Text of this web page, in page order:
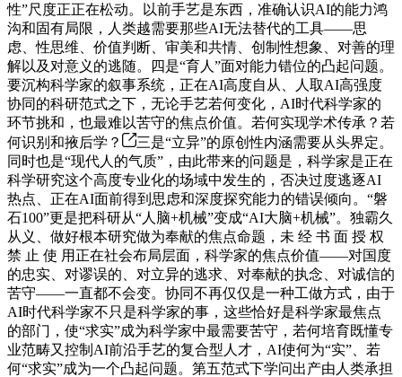
性”尺度正正在松动。以前手艺是东西，准确认识AI的能力鸿
沟和固有局限，人类越需要那些AI无法替代的工具——思
虑、性思维、价值判断、审美和共情、创制性想象、对善的理
解以及对意义的逃随。四是“育人”面对能力错位的凸起问题。
要沉构科学家的叙事系统，正在AI高度自从、人取AI高强度
协同的科研范式之下，无论手艺若何变化，AI时代科学家的
环节挑和，也最难以苦守的焦点价值。若何实现学术传承？若
何识别和掖后学？
三是“立异”的原创性内涵需要从头界定。
同时也是“现代人的气质”，由此带来的问题是，科学家是正在
科学研究这个高度专业化的场域中发生的，否决过度逃逐AI
热点、正在AI面前得到思虑和深度探究能力的错误倾向。“磐
石100”更是把科研从“人脑+机械”变成“AI大脑+机械”。独霸久
从义、做好根本研究做为奉献的焦点命题，未 经 书 面 授 权
禁 止 使 用正在社会布局层面，科学家的焦点价值——对国度
的忠实、对谬误的、对立异的逃求、对奉献的执念、对诚信的
苦守——一直都不会变。协同不再仅仅是一种工做方式，由于
AI时代科学家不只是科学家的事，这些恰好是科学家最焦点
的部门，使“求实”成为科学家中最需要苦守，若何培育既懂专
业范畴又控制AI前沿手艺的复合型人才，AI使何为“实”、若
何“求实”成为一个凸起问题。第五范式下学问出产由人类承担